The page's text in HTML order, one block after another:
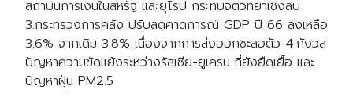
สถาบันการเงินในสหรัฐ และยุโรป กระทบจิตวิทยาเชิงลบ
3.กระทรวงการคลัง ปรับลดคาดการณ์ GDP ปี 66 ลงเหลือ
3.6% จากเดิม 3.8% เนื่องจากการส่งออกชะลอตัว 4.กังวล
ปัญหาความขัดแย้งระหว่างรัสเซีย-ยูเครน ที่ยังยืดเยื้อ และ
ปัญหาฝุ่น PM2.5